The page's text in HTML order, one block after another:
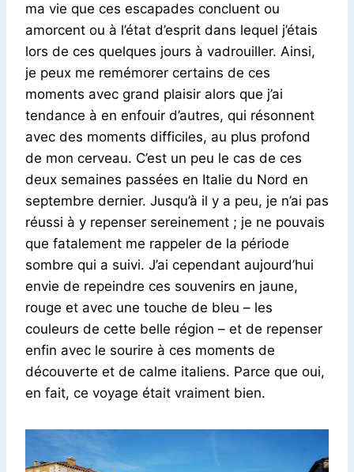
ma vie que ces escapades concluent ou
amorcent ou à l’état d’esprit dans lequel j’étais
lors de ces quelques jours à vadrouiller. Ainsi,
je peux me remémorer certains de ces
moments avec grand plaisir alors que j’ai
tendance à en enfouir d’autres, qui résonnent
avec des moments difficiles, au plus profond
de mon cerveau. C’est un peu le cas de ces
deux semaines passées en Italie du Nord en
septembre dernier. Jusqu’à il y a peu, je n’ai pas
réussi à y repenser sereinement ; je ne pouvais
que fatalement me rappeler de la période
sombre qui a suivi. J’ai cependant aujourd’hui
envie de repeindre ces souvenirs en jaune,
rouge et avec une touche de bleu – les
couleurs de cette belle région – et de repenser
enfin avec le sourire à ces moments de
découverte et de calme italiens. Parce que oui,
en fait, ce voyage était vraiment bien.